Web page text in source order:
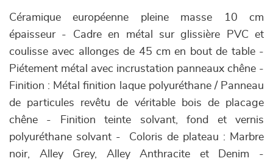
Céramique européenne pleine masse 10 cm
épaisseur - Cadre en métal sur glissière PVC et
coulisse avec allonges de 45 cm en bout de table -
Piétement métal avec incrustation panneaux chêne -
Finition : Métal finition laque polyuréthane / Panneau
de particules revêtu de véritable bois de placage
chêne - Finition teinte solvant, fond et vernis
polyuréthane solvant - Coloris de plateau : Marbre
noir, Alley Grey, Alley Anthracite et Denim -